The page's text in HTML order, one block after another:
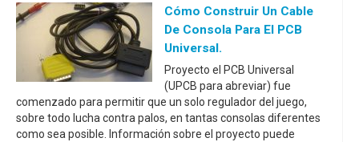
Cómo Construir Un Cable
De Consola Para El PCB
Universal.
Proyecto el PCB Universal
(UPCB para abreviar) fue
comenzado para permitir que un solo regulador del juego,
sobre todo lucha contra palos, en tantas consolas diferentes
como sea posible. Información sobre el proyecto puede